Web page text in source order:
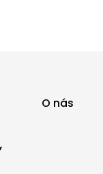
O nás